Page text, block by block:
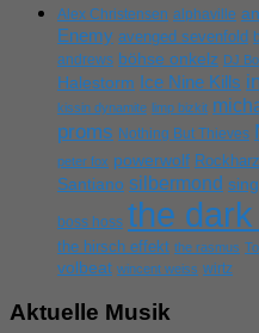
Alex Christensen alphaville
Enemy avenged sevenfold
andrews böhse onkelz DJ
Halestorm Ice Nine Kills
kissin dynamite limp bizkit
proms Nothing But Thieves
peter fox powerwolf Rockharz
Santiano silbermond
boss hoss the
the hirsch effekt the rasmus
volbeat wincent weiss wirtz
Aktuelle Musik